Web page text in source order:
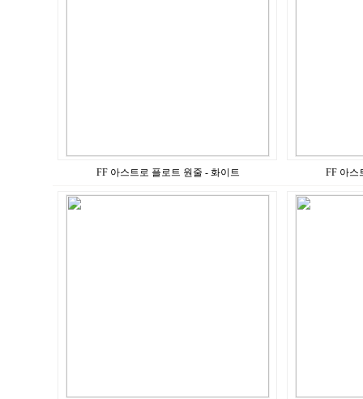
FF 아스트로 플로트 원줄 - 화이트 FF 아스